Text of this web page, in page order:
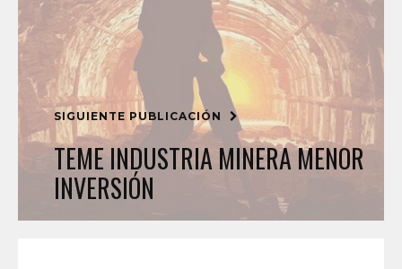
SIGUIENTE PUBLICACIÓN
TEME INDUSTRIA MINERA MENOR
INVERSIÓN